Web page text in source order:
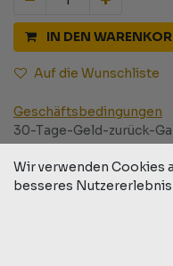
IN DEN
Auf die Wunschliste
Geschäftsbedingungen
30-Tage-Geld-zurück-
Versand: 2-3
Wir verwenden Cookies
besseres Nutzererlebnis